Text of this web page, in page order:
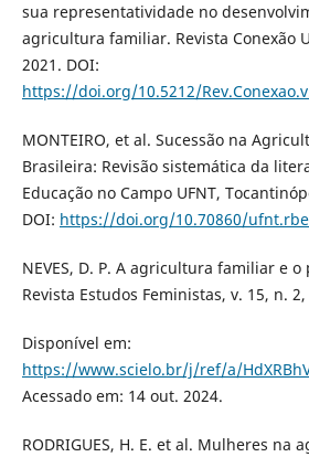
sua representatividade no
agricultura familiar. Revista Conexão
2021. DOI:
https://doi.org/10.5212/
MONTEIRO, et al. Sucessão na
Brasileira: Revisão sistemática da
Educação no Campo UFNT,
DOI: https://doi.org/10.70860/
NEVES, D. P. A agricultura familiar e
Revista Estudos Feministas, v. 15, n.
Disponível em:
https://www.scielo.br/j/ref/a/
Acessado em: 14 out. 2024.
RODRIGUES, H. E. et al. Mulheres na